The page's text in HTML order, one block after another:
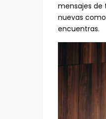
mensajes de
nuevas
encuentras.